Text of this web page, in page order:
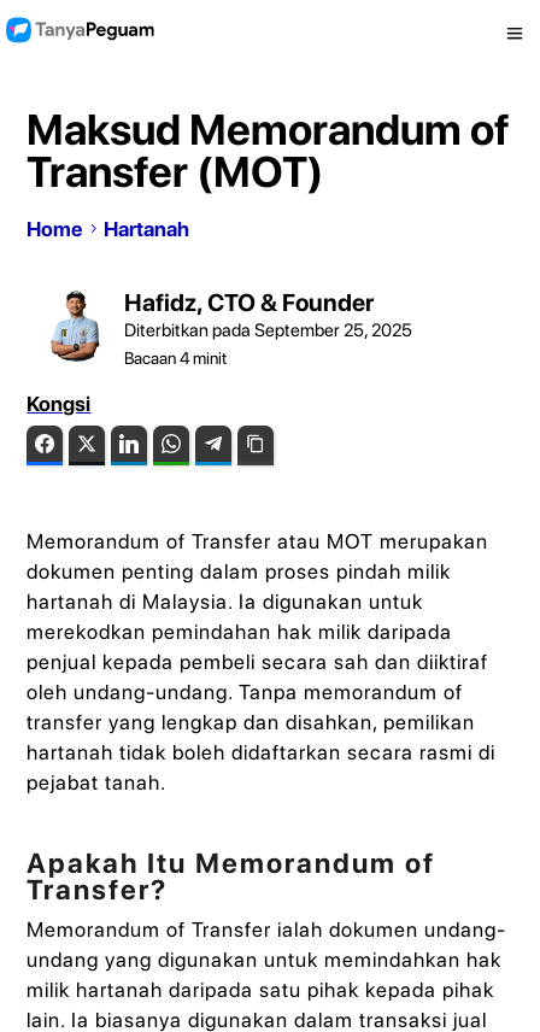
Maksud Memorandum of
Transfer (MOT)
Home Hartanah
Hafidz, CTO & Founder
Diterbitkan pada September 25, 2025
Bacaan4minit
Kongsi
FacebookTwitter LinkedIn WhatsAppTelegram
Memorandum of Transfer atau MOT merupakan
dokumen penting dalam proses pindah milik
hartanah di Malaysia. Ia digunakan untuk
merekodkan pemindahan hak milik daripada
penjual kepada pembeli secara sah dan diiktiraf
oleh undang-undang. Tanpa memorandum of
transfer yang lengkap dan disahkan, pemilikan
hartanah tidak boleh didaftarkan secara rasmi di
pejabat tanah.
Apakah Itu Memorandum of
Transfer?
Memorandum of Transfer ialah dokumen undang-
undang yang digunakan untuk memindahkan hak
milik hartanah daripada satu pihak kepada pihak
lain. Ia biasanya digunakan dalam transaksi jual